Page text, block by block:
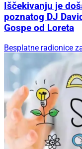
Iščekivanju je
poznatog DJ
Gospe od Loreta
Besplatne radionice